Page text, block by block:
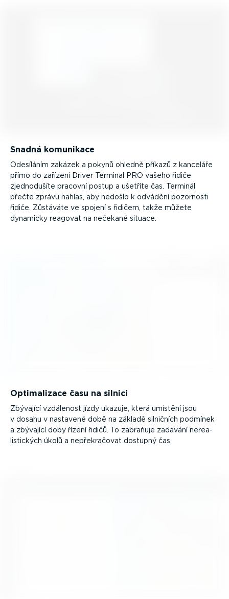
Snadná komunikace
Odesíláním zakázek a pokynů ohledně příkazů z kanceláře
přímo do zařízení Driver Terminal PRO vašeho řidiče
zjedno­dušíte pracovní postup a ušetříte čas. Terminál
přečte zprávu nahlas, aby nedošlo k odvádění pozornosti
řidiče. Zůstáváte ve spojení s řidičem, takže můžete
dynamicky reagovat na nečekané situace.
Optima­lizace času na silnici
Zbývající vzdálenost jízdy ukazuje, která umístění jsou
v dosahu v nastavené době na základě silničních podmínek
a zbývající doby řízení řidičů. To zabraňuje zadávání nerea­
lis­tických úkolů a nepře­kra­čovat dostupný čas.